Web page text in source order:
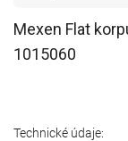
Mexen Flat
1015060
Technické údaje: